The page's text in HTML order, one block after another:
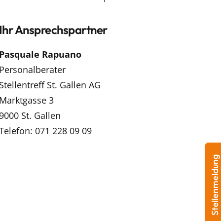
Ansprechspartner
Rapuano
St. Gallen AG
3
St. Gallen
071 228 09 09
Stellenmeldung